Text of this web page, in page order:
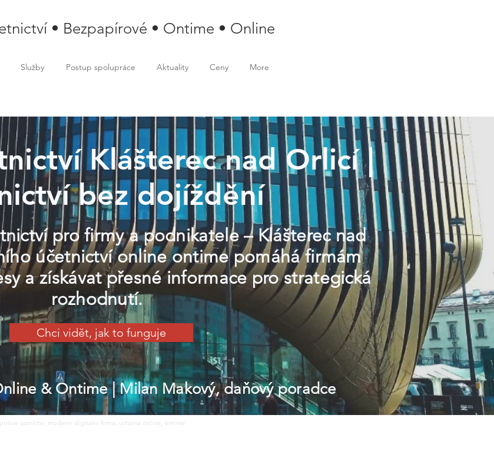
• Bezpapírové • Ontime • Online
Služby Postup spolupráce Aktuality Ceny More
Klášterec nad Orlicí |
bez dojíždění
pro firmy a podnikatele – Klášterec nad
účetnictví online ontime pomáhá firmám
a získávat přesné informace pro strategická
rozhodnutí.
Chci vidět, jak to funguje
& Ontime| Milan Makový, daňový poradce
uctnictvi, moderni digitalni firma, uctarna online, ontime